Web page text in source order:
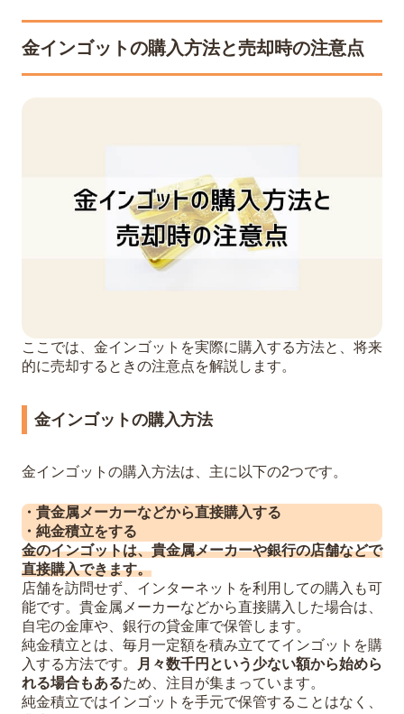
金インゴットの購入方法と売却時の注意点
ここでは、金インゴットを実際に購入する方法と、将来
的に売却するときの注意点を解説します。
金インゴットの購入方法
金インゴットの購入方法は、主に以下の2つです。
・貴金属メーカーなどから直接購入する
・純金積立をする
金のインゴットは、貴金属メーカーや銀行の店舗などで
直接購入できます。
店舗を訪問せず、インターネットを利用しての購入も可
能です。貴金属メーカーなどから直接購入した場合は、
自宅の金庫や、銀行の貸金庫で保管します。
純金積立とは、毎月一定額を積み立ててインゴットを購
入する方法です。
月々数千円という少ない額から始めら
れる場合もあるため、注目が集まっています。
純金積立ではインゴットを手元で保管することはなく、